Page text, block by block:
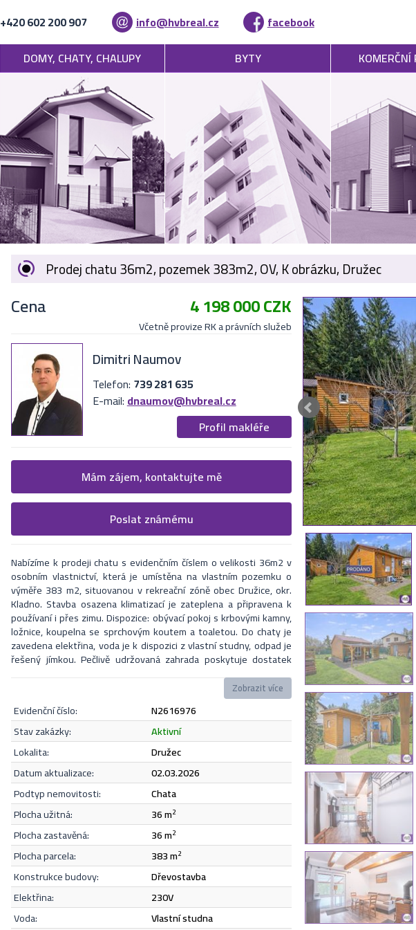
+420 602 200 907 info@hvbreal.cz
facebook
DOMY, CHATY, CHALUPY BYTY
Prodej chatu 36m2, pozemek 383m2, OV, K obrázku, Družec
Cena 4 198 000 CZK
Včetně provize RK a právních služeb
Dimitri Naumov
Telefon: 739 281 635
E-mail:dnaumov@hvbreal.cz
Profil makléře
Žádost o více informací
Vyplňte následující formulář. Upřesněte, co by Vás zajímalo.
V nejbližší Vás naši makléři kontaktují.
Souhlasím sezásadami ochrany osobních údajů.
Odeslat
Mám zájem, kontaktujte mě
Formulář odešle nabídku na uvedený email
Poslat známému
Nabízíme k prodeji chatu s evidenčním číslem o velikosti 36m2 v
osobním vlastnictví, která je umístěna na vlastním pozemku o
výměře 383 m2, situovanou v rekreační zóně obec Družice, okr.
Kladno. Stavba osazena klimatizací je zateplena a připravena k
používaní i přes zimu. Dispozice: obývací pokoj s krbovými kamny,
ložnice, koupelna se sprchovým koutem a toaletou. Do chaty je
zavedena elektřina, voda je k dispozici z vlastní studny, odpad je
řešený jímkou. Pečlivě udržovaná zahrada poskytuje dostatek
prostoru pro příjemné posezení. Na pozemku je kůlna a parkovací
místo pro dvě auta. Nemovitost je možné financovat hypotečním
úvěrem, který vám rádi bezplatně zajistíme. V okolí se nachází
veškerá občanská a kulturní vybavenost s dobrou dopravní
dostupností. V případě zájmu nebo dotazů neváhejte
kontaktovat makléře, a to i během víkendů.
Zobrazit více
evidenční číslo:
N2616976
stav zakázky:
aktivní
lokalita:
Družec
datum aktualizace:
02.03.2026
podtyp nemovitosti:
chata
plocha užitná:
36 m2
plocha zastavěná: 36 m2
plocha parcela: 383 m2
konstrukce budovy:
dřevostavba
elektřina:
230V
voda:
vlastní studna